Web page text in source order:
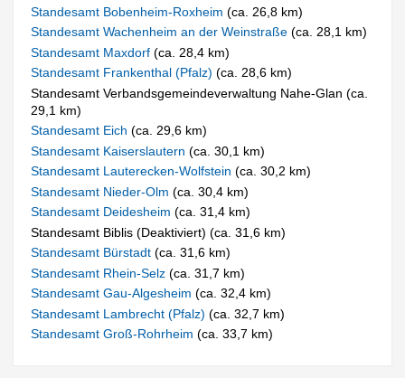
Standesamt Bobenheim-Roxheim(ca. 26,8 km)
Standesamt Wachenheim an der Weinstraße(ca. 28,1 km)
Standesamt Maxdorf(ca. 28,4 km)
Standesamt Frankenthal (Pfalz)(ca. 28,6 km)
Standesamt Verbandsgemeindeverwaltung Nahe-Glan (ca.
29,1 km)
Standesamt Eich(ca. 29,6 km)
Standesamt Kaiserslautern(ca. 30,1 km)
Standesamt Lauterecken-Wolfstein(ca. 30,2 km)
Standesamt Nieder-Olm(ca. 30,4 km)
Standesamt Deidesheim(ca. 31,4 km)
Standesamt Biblis (Deaktiviert) (ca. 31,6 km)
Standesamt Bürstadt(ca. 31,6 km)
Standesamt Rhein-Selz(ca. 31,7 km)
Standesamt Gau-Algesheim(ca. 32,4 km)
Standesamt Lambrecht (Pfalz)(ca. 32,7 km)
Standesamt Groß-Rohrheim(ca. 33,7 km)